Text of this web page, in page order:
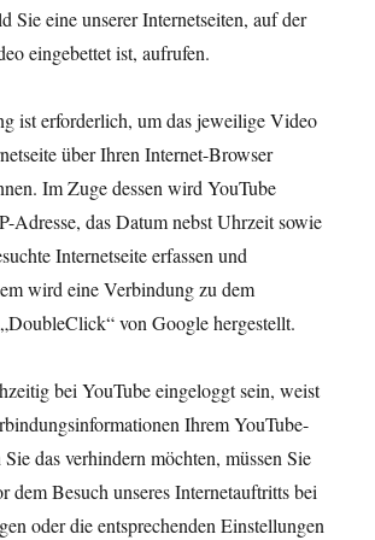
Sie eine unserer Internetseiten, auf der
eingebettet ist, aufrufen.
ist erforderlich, um das jeweilige Video
über Ihren Internet-Browser
Im Zuge dessen wird YouTube
Adresse, das Datum nebst Uhrzeit sowie
Internetseite erfassen und
wird eine Verbindung zu dem
von Google hergestellt.
bei YouTube eingeloggt sein, weist
Ihrem YouTube-
das verhindern möchten, müssen Sie
dem Besuch unseres Internetauftritts bei
oder die entsprechenden Einstellungen